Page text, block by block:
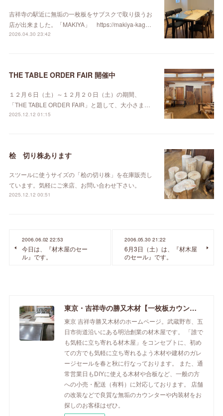
吉祥寺の駅近に無垢の一枚板をサブスクで取り扱うお
店が出来ました。「MAKIYA」 https://makiya-kag…
2026.04.30 23:42
THE TABLE ORDER FAIR 開催中
１２月６日（土）～１２月２０日（土）の期間、
「THE TABLE ORDER FAIR」と題して、大小さま…
2025.12.12 01:15
桧 切り株あります
スツールに使うサイズの「桧の切り株」を在庫販売し
ています。気軽にご来店、お問い合わせ下さい。
2025.12.12 00:51
2006.06.02 22:53
今日は、『材木屋のセー
ル』です。
2006.05.30 21:22
6月3日（土）は、『材木屋
のセール』です。
東京・吉祥寺の勝又木材【一枚板カウンター】
東京 吉祥寺勝又木材のホームページ。武蔵野市、五
日市街道沿いにある明治創業の材木屋です。 「誰で
も気軽に立ち寄れる材木屋」をコンセプトに、初め
ての方でも気軽に立ち寄れるよう木材や建材のガレ
ージセールを春と秋に行なっております。 また、通
常営業日もDIYに使える木材や合板など、一般の方
への小売・配送（有料）に対応しております。 店舗
の改装などで良質な無垢のカウンターや内装材をお
探しのお客様はぜひ。